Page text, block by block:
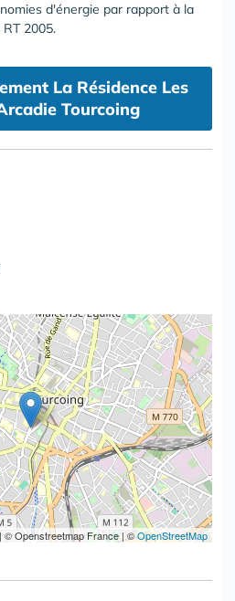
d'énergie par rapport à la
2005.
La Résidence Les
Tourcoing
| © Openstreetmap France | ©OpenStreetMap